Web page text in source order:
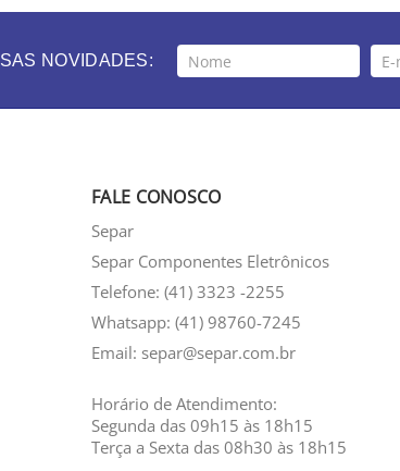
NOVIDADES:
FALE CONOSCO
Separ
Separ Componentes Eletrônicos
Telefone: (41) 3323 -2255
Whatsapp: (41) 98760-7245
Email: separ@separ.com.br
Horário de Atendimento:
Segunda das 09h15 às 18h15
Terça a Sexta das 08h30 às 18h15